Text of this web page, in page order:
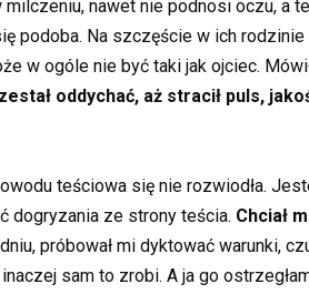
nawet nie podnosi oczu, a
podoba. Na szczęście w ich rodzinie
w ogóle nie być taki jak ojciec.
oddychać, aż stracił puls,
teściowa się nie rozwiodła.
dogryzania ze strony teścia. Chciał
próbował mi dyktować warunki,
sam to zrobi. A ja go